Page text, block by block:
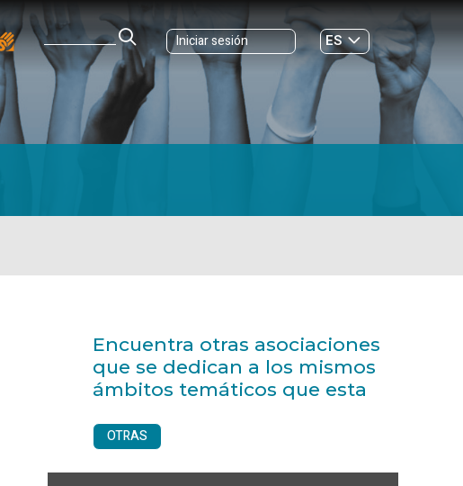
Iniciar sesión
ES
GL
Encuentra otras asociaciones
que se dedican a los mismos
ámbitos temáticos que esta
OTRAS